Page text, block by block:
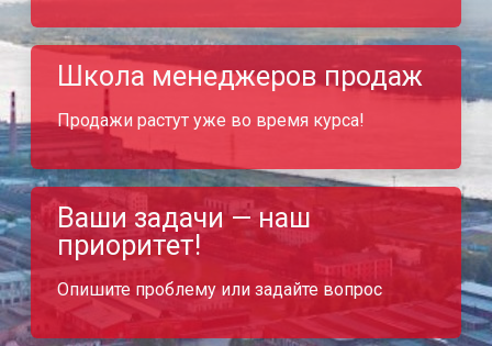
Школа менеджеров продаж
Продажи растут уже во время курса!
Ваши задачи — наш
приоритет!
Опишите проблему или задайте вопрос